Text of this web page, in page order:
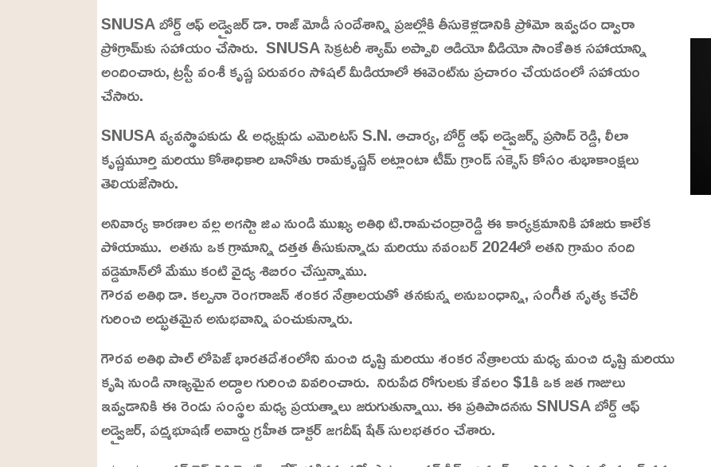
SNUSA బోర్డ్ ఆఫ్ అడ్వైజర్ డా. రాజ్ మోడీ సందేశాన్ని ప్రజల్లోకి తీసుకెళ్లడానికి ప్రోమో ఇవ్వడం ద్వారా
ప్రోగ్రామ్‌కు సహాయం చేసారు. SNUSA సెక్రటరీ శ్యామ్ అప్పాలి ఆడియో వీడియో సాంకేతిక సహాయాన్ని
అందించారు, ట్రస్టీ వంశీ కృష్ణ ఏరువరం సోషల్ మీడియాలో ఈవెంట్‌ను ప్రచారం చేయడంలో సహాయం
చేసారు.
SNUSA వ్యవస్థాపకుడు & అధ్యక్షుడు ఎమెరిటస్ S.N. ఆచార్య, బోర్డ్ ఆఫ్ అడ్వైజర్స్ ప్రసాద్ రెడ్డి, లీలా
కృష్ణమూర్తి మరియు కోశాధికారి బానోతు రామకృష్ణన్ అట్లాంటా టీమ్ గ్రాండ్ సక్సెస్ కోసం శుభాకాంక్షలు
తెలియజేసారు.
అనివార్య కారణాల వల్ల అగస్టా జిఎ నుండి ముఖ్య అతిథి టి.రామచంద్రారెడ్డి ఈ కార్యక్రమానికి హాజరు కాలేక
పోయాము. అతను ఒక గ్రామాన్ని దత్తత తీసుకున్నాడు మరియు నవంబర్ 2024లో అతని గ్రామం నంది
వడ్డెమాన్‌లో మేము కంటి వైద్య శిబిరం చేస్తున్నాము.
గౌరవ అతిథి డా. కల్పనా రెంగరాజన్ శంకర నేత్రాలయతో తనకున్న అనుబంధాన్ని, సంగీత నృత్య కచేరీ
గురించి అద్భుతమైన అనుభవాన్ని పంచుకున్నారు.
గౌరవ అతిథి పాల్ లోపెజ్ భారతదేశంలోని మంచి దృష్టి మరియు శంకర నేత్రాలయ మధ్య మంచి దృష్టి మరియు
కృషి నుండి నాణ్యమైన అద్దాల గురించి వివరించారు. నిరుపేద రోగులకు కేవలం $1కి ఒక జత గాజులు
ఇవ్వడానికి ఈ రెండు సంస్థల మధ్య ప్రయత్నాలు జరుగుతున్నాయి. ఈ ప్రతిపాదనను SNUSA బోర్డ్ ఆఫ్
అడ్వైజర్, పద్మభూషణ్ అవార్డు గ్రహీత డాక్టర్ జగదీష్ షేత్ సులభతరం చేశారు.